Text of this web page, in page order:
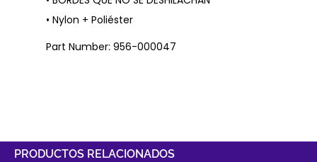
• Nylon + Poliéster
Part Number: 956-000047
PRODUCTOS RELACIONADOS